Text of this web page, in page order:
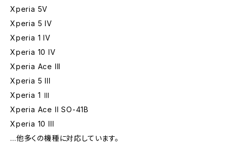
Xperia 5V
Xperia 5 IV
Xperia 1 IV
Xperia 10 IV
Xperia Ace lll
Xperia 5 III
Xperia 1 Ⅲ
Xperia Ace II SO-41B
Xperia 10 III
…他多くの機種に対応しています。